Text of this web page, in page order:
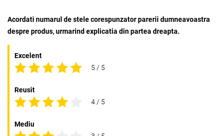
Acordati numarul de stele corespunzator parerii dumneavoastra
despre produs, urmarind explicatia din partea dreapta.
Excelent
5 / 5
Reusit
4 / 5
Mediu